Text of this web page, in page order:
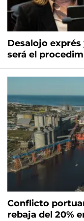
Desalojo
será el
Conflicto
rebaja del 20%